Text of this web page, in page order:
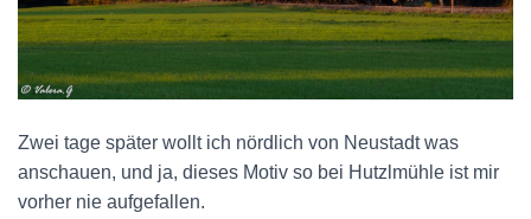
Zwei tage später wollt ich nördlich von Neustadt was
anschauen, und ja, dieses Motiv so bei Hutzlmühle ist mir
vorher nie aufgefallen.